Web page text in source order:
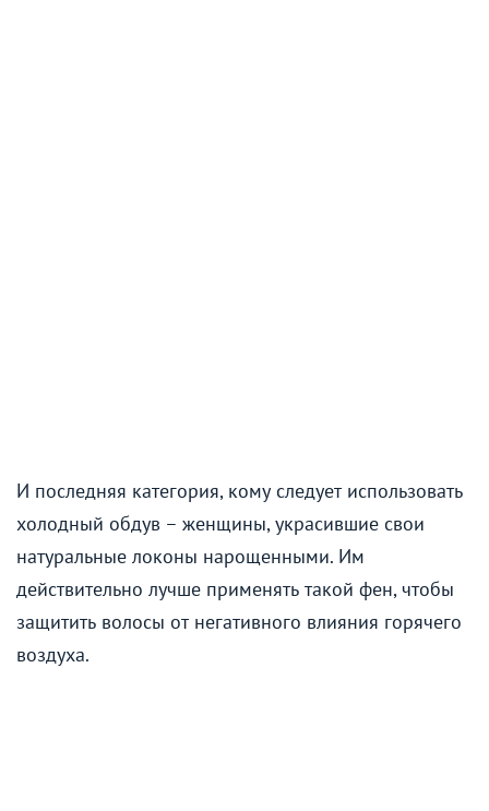
И последняя категория, кому следует использовать
холодный обдув – женщины, украсившие свои
натуральные локоны нарощенными. Им
действительно лучше применять такой фен, чтобы
защитить волосы от негативного влияния горячего
воздуха.